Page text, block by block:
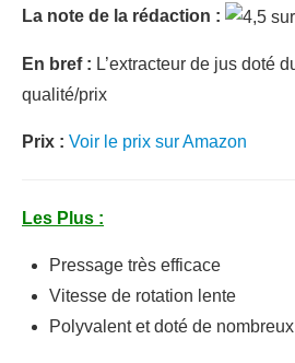
La note de la rédaction :
En bref : L’extracteur de jus doté
qualité/prix
Prix : Voir le prix sur Amazon
Les Plus :
Pressage très efficace
Vitesse de rotation lente
Polyvalent et doté de